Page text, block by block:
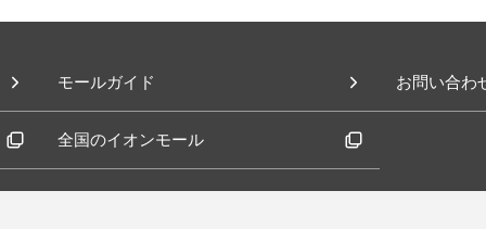
モールガイド お問い合わ
全国のイオンモール